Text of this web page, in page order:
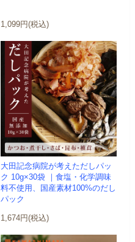
1,099円(税込)
大田記念病院が考えただしパッ
ク 10g×30袋 ｜食塩・化学調味
料不使用、国産素材100%のだし
パック
1,674円(税込)